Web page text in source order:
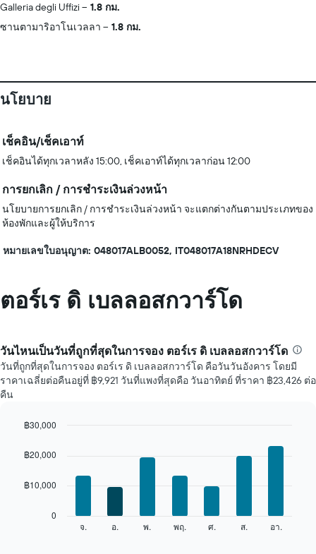
Galleria degli Uffizi
1.8 กม.
ซานตามาริอาโนเวลลา
1.8 กม.
นโยบาย
เช็คอิน/เช็คเอาท์
เช็คอินได้ทุกเวลาหลัง 15:00, เช็คเอาท์ได้ทุกเวลาก่อน 12:00
การยกเลิก / การชำระเงินล่วงหน้า
นโยบายการยกเลิก / การชำระเงินล่วงหน้า จะแตกต่างกันตามประเภทของ
ห้องพักและผู้ให้บริการ
หมายเลขใบอนุญาต: 048017ALB0052, IT048017A18NRHDECV
ตอร์เร ดิ เบลลอสกวาร์โด
วันไหนเป็นวันที่ถูกที่สุดในการจอง ตอร์เร ดิ เบลลอสกวาร์โด
วันที่ถูกที่สุดในการจอง ตอร์เร ดิ เบลลอสกวาร์โด คือวันวันอังคาร โดยมี
ราคาเฉลี่ยต่อคืนอยู่ที่ ฿9,921 วันที่แพงที่สุดคือ วันอาทิตย์ ที่ราคา ฿23,426 ต่อ
คืน
chart
with
bars.
แผนภูมิ
graphic.
จ. อ. พ. พฤ. ศ. ส. อา.
0
฿10,000
฿20,000
฿30,000